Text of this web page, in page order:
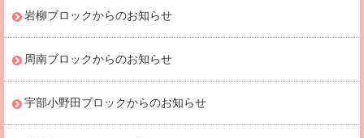
岩柳ブロックからのお知らせ
周南ブロックからのお知らせ
宇部小野田ブロックからのお知らせ